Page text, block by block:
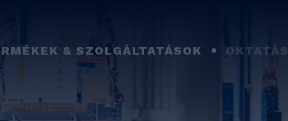
& SZOLGÁLTATÁSOK OKTATÁS